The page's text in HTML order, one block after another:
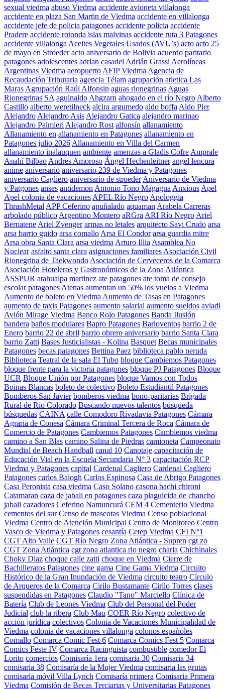
sexual viedma abuso Viedma accidente avioneta villalonga
accidente en plaza San Martin de Viedma accidente en villalonga
accidente jefe de policia patagones accidente policia accidente
Pradere accidente rotonda islas malvinas accidente ruta 3 Patagones
accidente villalonga Aceites Vegetales Usados (AVU’s) acto acto 25
de mayo en Stroeder acto aniversario de Bolivia acuerdo paritario
patagones adolescentes adrian casadei Adrián Grassi Aerolíneas
Argentinas Viedma aeropuerto AFIP Viedma Agencia de
Recaudación Tributaria agencia Télam agrupación atletica Las
Maras Agrupación Raúl Alfonsin aguas rionegrinas Aguas
Rionegrinas SA aguinaldo Ahgzarn ahogado en el río Negro Alberto
Castillo alberto weretilneck alcira argumedo aldo boffa Aldo Pier
Alejandro Alejandro Asis Alejandro Gatica alejandro marinao
Alejandro Palmieri Alejandro Rost alfonsín allanamiento
Allanamiento en allanamiento en Patagones allanamiento en
Patagones julio 2026 Allanamiento en Villa del Carmen
allanamiento inalauquen ambiente amenzas a Gladis Cofre Amprale
Anahí Bilbao Andres Amoroso Ángel Hechenleitner angel lencura
anime aniversario aniversario 239 de Viedma y Patagones
aniversario Cagliero aniversario de stroeder Aniversario de Viedma
y Patgones anses antidemon Antonio Tono Magagna Anxious Apel
Apel colonia de vacaciones APEL Río Negro Apologgia
ThrashMetal APP Ceferino apuñalado aquaman Arabela Carreras
arbolado público Argentino Montero aRGra ARI Río Negro Ariel
Bernatene Ariel Zvenger armas no letales arquitecto Savi Crudo arsa
arsa barrio guido arsa comallo Arsa El Condor arsa guardia mitre
Arsa obra Santa Clara arsa viedma Arturo Illia Asamblea No
Nuclear asfalto santa clara asignaciones familiares Asociación Civil
Rionegrina de Taekwondo Asociación de Cerveceros de la Comarca
Asociación Hoteleros y Gastronómicos de la Zona Atlántica
ASSPUR atahualpa martinez ate patagones ate toma de consejo
escolar patagones Atenas aumentan un 50% los vuelos a Viedma
Aumento de boleto en Viedma Aumento de Tasas en Patagones
aumento de taxis Patagones aumento salarial aumento sueldos aviadi
Avión Mirage Viedma Banco Rojo Patagones Banda Ilusión
bandera baños modulares Bapro Patagones Barloventos barrio 2 de
Enero barrio 22 de abril barrio obrero aniversario barrio Santa Clara
barrio Zatti Bases Justicialistas - Kolina Basquet Becas municipales
Patagones becas patagones Bettina Paez biblioteca pablo neruda
Biblioteca Teatral de la sala El Tubo bloque Cambiemos Patagones
bloque frente para la victoria patagones bloque PJ Patagones Bloque
UCR Bloque Unión por Patagones bloque Vamos con Todos
Boinas Blancas boleto de colectivo Boleto Estudiantil Patagones
Bomberos San Javier bomberos viedma bono-paritarias Brigada
Rural de Río Colorado Buscando nuevos talentos búsqueda
búsquedas CAINA calle Comodoro Rivadavia Patagones Cámara
Agraria de Conesa Cámara Criminal Tercera de Roca Cámara de
Comercio de Patagones Cambiemos Patagones Cambiemos viedma
camino a San Blas camino Salina de Piedras camioneta Campeonato
Mundial de Beach Handball canal 10 Canotaje capacitación de
Educación Vial en la Escuela Secundaria N° 3 capacitación RCP
Viedma y Patagones capital Cardenal Cagliero Cardenal Cagliero
Patagones carlos Balogh Carlos Espinosa Casa de Abrigo Patagones
Casa Peronista casa viedma Caso Solano casona bachi chironi
Catamaran caza de jabali en patagones caza plaguicida de chancho
jabali cazadores Ceferino Namuncurá CEM 4 Cementerio Viedma
cementos del sur Censo de mascotas Viedma Censo poblacional
Viedma Centro de Atención Municipal Centro de Monitoreo Centro
Vasco de Viedma y Patagones cesantía Cetep Viedma CFI N°1
CGT Alto Valle CGT Río Negro Zona Atlántica - Supren cgt zo
CGT Zona Atlántica cgt zona atlantica rio negro charla Chichinales
Choky Diaz choque calle zatti choque en Viedma Cierre de
Bachilleratos Patagones cine gama Cine Gama Viedma Circuito
Histórico de la Gran Inundación de Viedma circuito teatro Círculo
de Arqueros de la Comarca Cirilo Bustamante Cirilo Torres clases
suspendidas en Patagones Claudio "Tano" Marciello Clínica de
Batería Club de Leones Viedma Club del Personal del Poder
Judicial club la ribera Club Mau COER Río Negro colectivo de
acción jurídica colectivos Colonia de Vacaciones Municipalidad de
Viedma colonia de vacaciones villalonga colonos españoles
Comallo Comarca Comic Fest 6 Comarca Comics Fest 5 Comarca
Comics Feste IV Comarca Racinguista combustible comedor El
Lorito comercios Comisaría 1era comisaria 30 Comisaria 34
comisaria 38 Comisaría de la Mujer Viedma comisaria las grutas
comisaría móvil Villa Lynch Comisaría primera Comisaria Primera
Viedma Comisión de Becas Terciarias y Universitarias Patagones